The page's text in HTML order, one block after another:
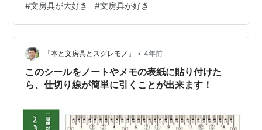
#文房具が大好き #文房具が好き
『本と文房具とスグレモノ』 • 4年前
このシールをノートやメモの表紙に貼り付けた
ら、仕切り線が簡単に引くことが出来ます！